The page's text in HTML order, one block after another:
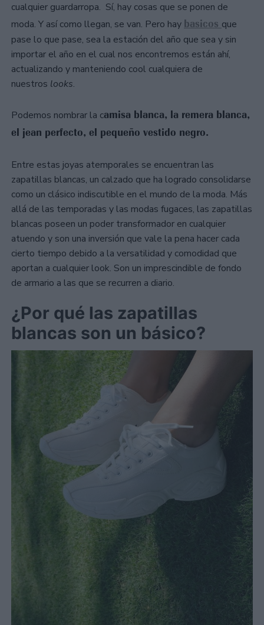
cualquier guardarropa. Sí, hay cosas que se ponen de
moda. Y así como llegan, se van. Pero hay basicos que
pase lo que pase, sea la estación del año que sea y sin
importar el año en el cual nos encontremos están ahí,
actualizando y manteniendo cool cualquiera de
nuestros looks.
Podemos nombrar la camisa blanca, la remera blanca,
el jean perfecto, el pequeño vestido negro.
Entre estas joyas atemporales se encuentran las
zapatillas blancas, un calzado que ha logrado consolidarse
como un clásico indiscutible en el mundo de la moda. Más
allá de las temporadas y las modas fugaces, las zapatillas
blancas poseen un poder transformador en cualquier
atuendo y son una inversión que vale la pena hacer cada
cierto tiempo debido a la versatilidad y comodidad que
aportan a cualquier look. Son un imprescindible de fondo
de armario a las que se recurren a diario.
¿Por qué las zapatillas
blancas son un básico?